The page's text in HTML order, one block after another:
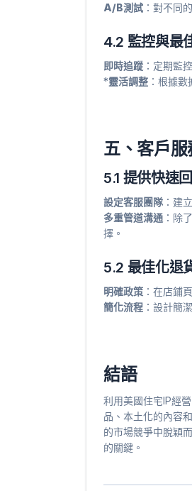
A/B測試 ：對不同
4.2 監控與最
即時追蹤 ：定期監
*靈活調整 ：根據
五、客戶
5.1 提供快速
設定客服團隊 ：建
多重管道溝通 ：除
擇。
5.2 最佳化退
明確政策 ：在店鋪
簡化流程 ：設計簡
結語
利用美國住宅IP經
品、本土化的內容
的市場競爭中脫穎
的關鍵。